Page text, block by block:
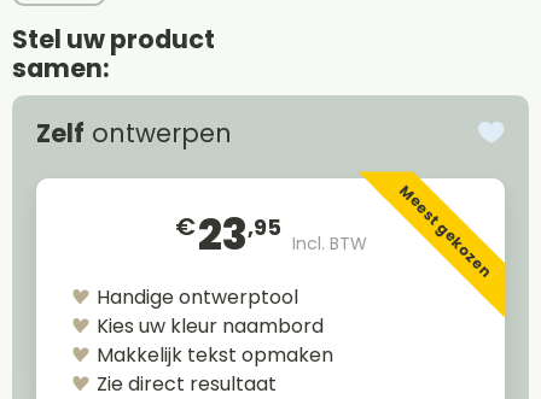
Stel uw product
samen:
Zelf ontwerpen
€23,95
Incl. BTW Meest gekozen
Handige ontwerptool
Kies uw kleur naambord
Makkelijk tekst opmaken
Zie direct resultaat